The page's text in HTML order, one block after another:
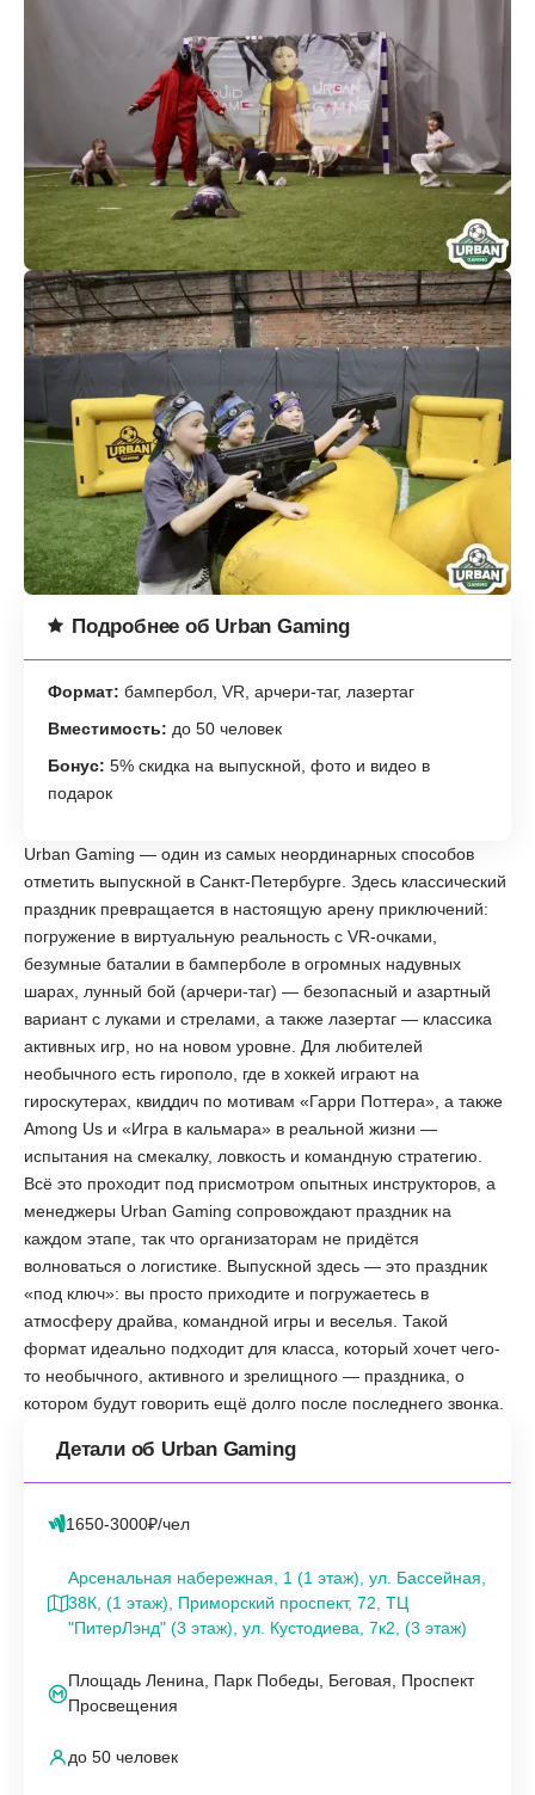
Подробнее об Urban Gaming
Формат: бампербол, VR, арчери-таг, лазертаг
Вместимость: до 50 человек
Бонус: 5% скидка на выпускной, фото и видео в
подарок
Urban Gaming — один из самых неординарных способов
отметить выпускной в Санкт-Петербурге. Здесь классический
праздник превращается в настоящую арену приключений:
погружение в виртуальную реальность с VR-очками,
безумные баталии в бамперболе в огромных надувных
шарах, лунный бой (арчери-таг) — безопасный и азартный
вариант с луками и стрелами, а также лазертаг — классика
активных игр, но на новом уровне. Для любителей
необычного есть гирополо, где в хоккей играют на
гироскутерах, квиддич по мотивам «Гарри Поттера», а также
Among Us и «Игра в кальмара» в реальной жизни —
испытания на смекалку, ловкость и командную стратегию.
Всё это проходит под присмотром опытных инструкторов, а
менеджеры Urban Gaming сопровождают праздник на
каждом этапе, так что организаторам не придётся
волноваться о логистике. Выпускной здесь — это праздник
«под ключ»: вы просто приходите и погружаетесь в
атмосферу драйва, командной игры и веселья. Такой
формат идеально подходит для класса, который хочет чего-
то необычного, активного и зрелищного — праздника, о
котором будут говорить ещё долго после последнего звонка.
Детали об Urban Gaming
1650-3000₽/чел
Арсенальная набережная, 1 (1 этаж), ул. Бассейная,
38К, (1 этаж), Приморский проспект, 72, ТЦ
"ПитерЛэнд" (3 этаж), ул. Кустодиева, 7к2, (3 этаж)
Площадь Ленина, Парк Победы, Беговая, Проспект
Просвещения
до 50 человек